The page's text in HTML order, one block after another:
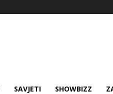
SAVJETI SHOWBIZZ